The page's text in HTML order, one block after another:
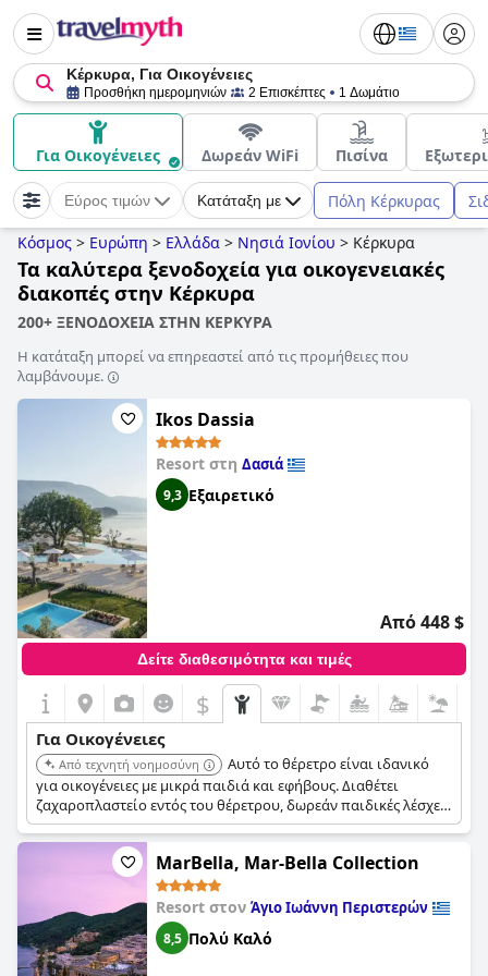
Κέρκυρα, Για Οικογένειες
Προσθήκη ημερομηνιών 2 Επισκέπτες 1 Δωμάτιο
Για Οικογένειες Δωρεάν WiFi Πισίνα
Εύρος τιμών Κατάταξη με Πόλη Κέρκυρας
Κόσμος > Ευρώπη > Ελλάδα > Νησιά Ιονίου > Κέρκυρα
Τα καλύτερα ξενοδοχεία για οικογενειακές
διακοπές στην Κέρκυρα
200+ ΞΕΝΟΔΟΧΕΙΑ ΣΤΗΝ ΚΕΡΚΥΡΑ
Η κατάταξη μπορεί να επηρεαστεί από τις προμήθειες που
λαμβάνουμε.
Ikos Dassia
Resort στη Δασιά
9,3 Εξαιρετικό
Από 448 $
Δείτε διαθεσιμότητα και τιμές
$
Για Οικογένειες
Από τεχνητή νοημοσύνη
Αυτό το θέρετρο είναι ιδανικό
για οικογένειες με μικρά παιδιά και εφήβους. Διαθέτει
ζαχαροπλαστείο εντός του θέρετρου, δωρεάν παιδικές λέσχες,
παιδικό θέατρο, πισίνες, ένα μικρό υδάτινο πάρκο και μια
βραβευμένη με Γαλάζια Σημαία παραλία. Διατίθεται επίσης
δωρεάν χρήση Mini ή Tesla για εξερεύνηση του νησιού.
MarBella, Mar-Bella Collection
Resort στον Άγιο Ιωάννη Περιστερών
8,5 Πολύ Καλό